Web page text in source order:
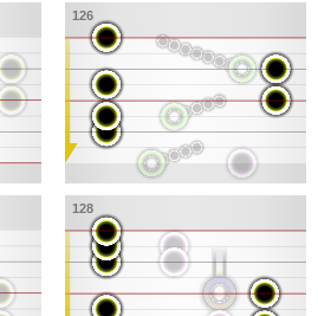
126
128